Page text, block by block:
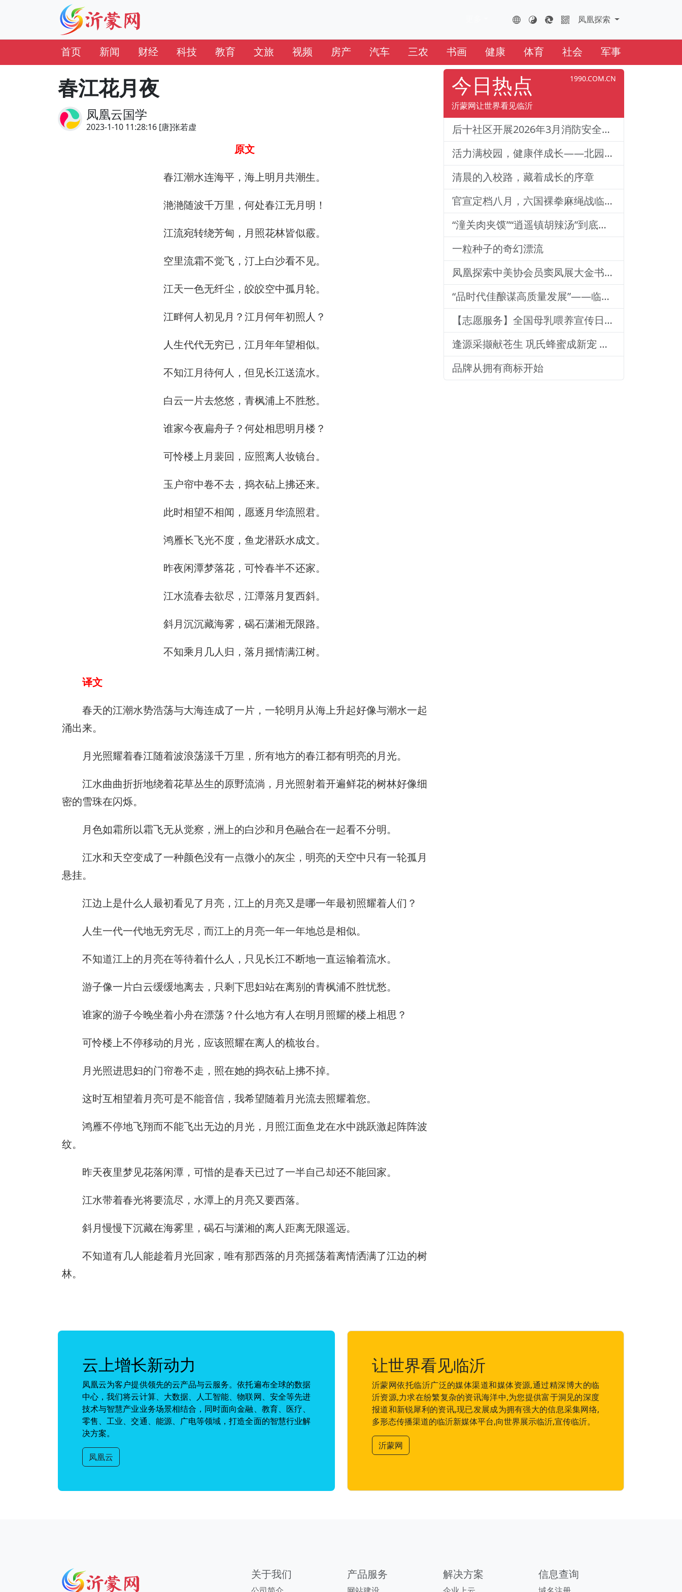
FHTS.CN
凤凰探索 凤凰云全球互联网
首页 新闻 财经 科技 教育 文旅 视频 房产 汽车 三农 书画 健康 体育 社会 军事
春江花月夜
凤凰云国学
2023-1-10 11:28:16 [唐]张若虚
原文
春江潮水连海平，海上明月共潮生。
滟滟随波千万里，何处春江无月明！
江流宛转绕芳甸，月照花林皆似霰。
空里流霜不觉飞，汀上白沙看不见。
江天一色无纤尘，皎皎空中孤月轮。
江畔何人初见月？江月何年初照人？
人生代代无穷已，江月年年望相似。
不知江月待何人，但见长江送流水。
白云一片去悠悠，青枫浦上不胜愁。
谁家今夜扁舟子？何处相思明月楼？
可怜楼上月裴回，应照离人妆镜台。
玉户帘中卷不去，捣衣砧上拂还来。
此时相望不相闻，愿逐月华流照君。
鸿雁长飞光不度，鱼龙潜跃水成文。
昨夜闲潭梦落花，可怜春半不还家。
江水流春去欲尽，江潭落月复西斜。
斜月沉沉藏海雾，碣石潇湘无限路。
不知乘月几人归，落月摇情满江树。
译文
春天的江潮水势浩荡与大海连成了一片，一轮明月从海上升起好像与潮水一起
涌出来。
月光照耀着春江随着波浪荡漾千万里，所有地方的春江都有明亮的月光。
江水曲曲折折地绕着花草丛生的原野流淌，月光照射着开遍鲜花的树林好像细
密的雪珠在闪烁。
月色如霜所以霜飞无从觉察，洲上的白沙和月色融合在一起看不分明。
江水和天空变成了一种颜色没有一点微小的灰尘，明亮的天空中只有一轮孤月
悬挂。
江边上是什么人最初看见了月亮，江上的月亮又是哪一年最初照耀着人们？
人生一代一代地无穷无尽，而江上的月亮一年一年地总是相似。
不知道江上的月亮在等待着什么人，只见长江不断地一直运输着流水。
游子像一片白云缓缓地离去，只剩下思妇站在离别的青枫浦不胜忧愁。
谁家的游子今晚坐着小舟在漂荡？什么地方有人在明月照耀的楼上相思？
可怜楼上不停移动的月光，应该照耀在离人的梳妆台。
月光照进思妇的门帘卷不走，照在她的捣衣砧上拂不掉。
这时互相望着月亮可是不能音信，我希望随着月光流去照耀着您。
鸿雁不停地飞翔而不能飞出无边的月光，月照江面鱼龙在水中跳跃激起阵阵波
纹。
昨天夜里梦见花落闲潭，可惜的是春天已过了一半自己却还不能回家。
江水带着春光将要流尽，水潭上的月亮又要西落。
斜月慢慢下沉藏在海雾里，碣石与潇湘的离人距离无限遥远。
不知道有几人能趁着月光回家，唯有那西落的月亮摇荡着离情洒满了江边的树
林。
今日热点 1990.COM.CN
沂蒙网让世界看见临沂
后十社区开展2026年3月消防安全演练活动
活力满校园，健康伴成长——北园路小学一二年级体质训练纪实
清晨的入校路，藏着成长的序章
官宣定档八月，六国裸拳麻绳战临沂巅峰对决！2026铁拳武风·红韵临沂国际巅峰搏击赛新闻发布会举行
“潼关肉夹馍”“逍遥镇胡辣汤”到底还能不能用？官方回
一粒种子的奇幻漂流
凤凰探索中美协会员窦凤展大金书画集绘就艺术传奇
“品时代佳酿谋高质量发展”——临沂老区高质量发展论坛暨贵州茅台酒（精品）主题活动圆满落幕
【志愿服务】全国母乳喂养宣传日：山东医专附属医院志愿者深入社区宣传母乳喂养健康知识
逢源采撷献苍生 巩氏蜂蜜成新宠 和善润物品牌就 养怡之福在沂蒙
品牌从拥有商标开始
云上增长新动力
凤凰云为客户提供领先的云产品与云服务。依托遍布全球的数据
中心，我们将云计算、大数据、人工智能、物联网、安全等先进
技术与智慧产业业务场景相结合，同时面向金融、教育、医疗、
零售、工业、交通、能源、广电等领域，打造全面的智慧行业解
决方案。
凤凰云
让世界看见临沂
沂蒙网依托临沂广泛的媒体渠道和媒体资源,通过精深博大的临
沂资源,力求在纷繁复杂的资讯海洋中,为您提供富于洞见的深度
报道和新锐犀利的资讯,现已发展成为拥有强大的信息采集网络,
多形态传播渠道的临沂新媒体平台,向世界展示临沂,宣传临沂。
沂蒙网
关于我们 产品服务 解决方案 信息查询